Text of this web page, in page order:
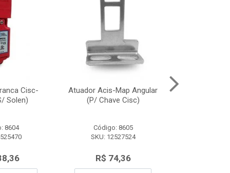
Cisc-
Solen)
8604
Atuador Acis-Map Angular
(P/ Chave Cisc)
Código: 8605
SKU: 12527524
R$ 74,36